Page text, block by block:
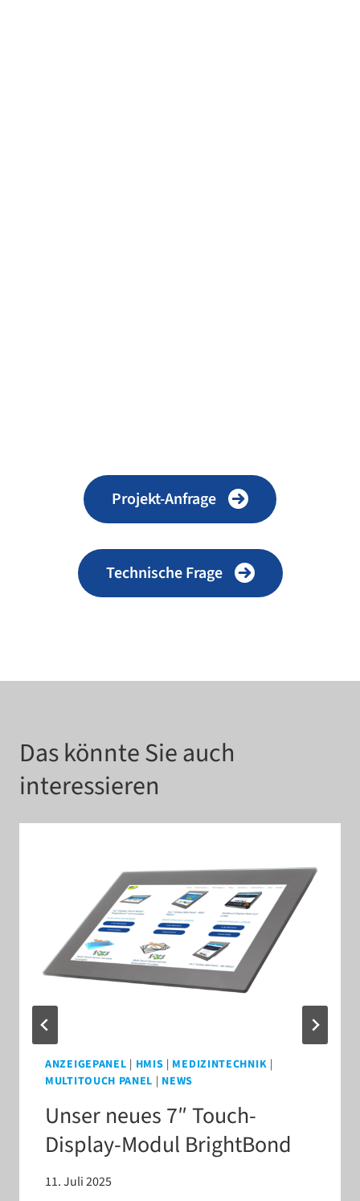
Projekt-​Anfrage
Technische Frage
Das könnte Sie auch
interessieren
ANZEIGEPANEL | HMIS | MEDIZINTECHNIK |
MULTITOUCH PANEL | NEWS
Unser neues 7″ Touch-​
Display-​Modul BrightBond
11. Juli 2025